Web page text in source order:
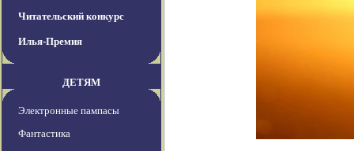
Читательский конкурс
Илья-Премия
ДЕТЯМ
Электронные пампасы
Фантастика